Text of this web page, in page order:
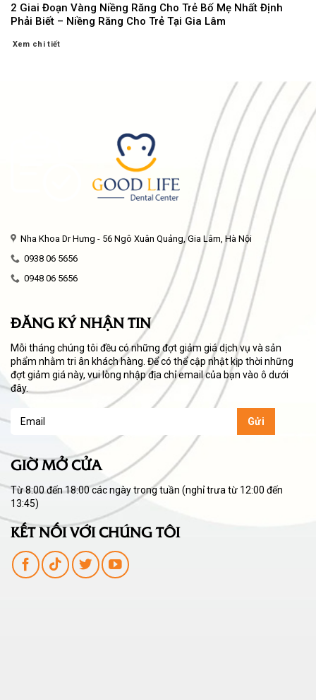
2 Giai Đoạn Vàng Niềng Răng Cho Trẻ Bố Mẹ Nhất Định
Phải Biết – Niềng Răng Cho Trẻ Tại Gia Lâm
Xem chi tiết
Nha Khoa Dr Hưng - 56 Ngô Xuân Quảng, Gia Lâm, Hà Nội
0938 06 5656
0948 06 5656
ĐĂNG KÝ NHẬN TIN
Mỗi tháng chúng tôi đều có những đợt giảm giá dịch vụ và sản
phẩm nhằm tri ân khách hàng. Để có thể cập nhật kịp thời những
đợt giảm giá này, vui lòng nhập địa chỉ email của bạn vào ô dưới
đây.
GIỜ MỞ CỬA
Từ 8:00 đến 18:00 các ngày trong tuần (nghỉ trưa từ 12:00 đến
13:45)
KẾT NỐI VỚI CHÚNG TÔI